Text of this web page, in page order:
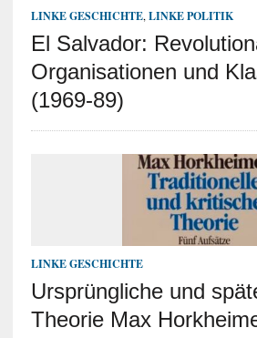
LINKE GESCHICHTE,LINKE POLITIK
El Salvador:
Organisationen und
(1969-89)
LINKE GESCHICHTE
Ursprüngliche und
Theorie Max